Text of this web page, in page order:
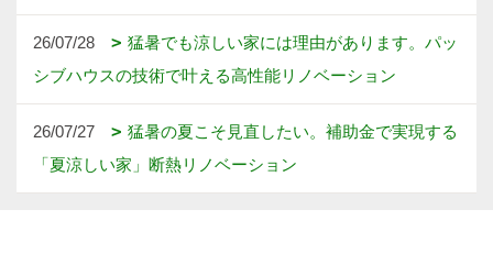
26/07/28
猛暑でも涼しい家には理由があります。パッ
シブハウスの技術で叶える高性能リノベーション
26/07/27
猛暑の夏こそ見直したい。補助金で実現する
「夏涼しい家」断熱リノベーション